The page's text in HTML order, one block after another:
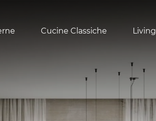
Cucine Classiche Living